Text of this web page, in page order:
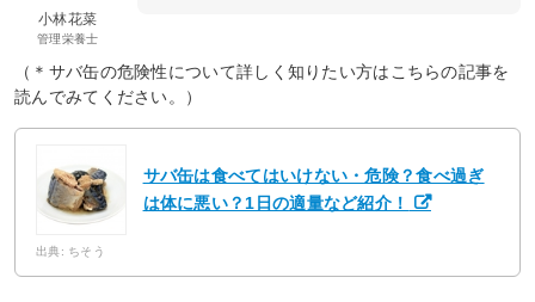
小林花菜
管理栄養士
（＊サバ缶の危険性について詳しく知りたい方はこちらの記事を
読んでみてください。）
サバ缶は食べてはいけない・危険？食べ過ぎ
は体に悪い？1日の適量など紹介！
出典: ちそう